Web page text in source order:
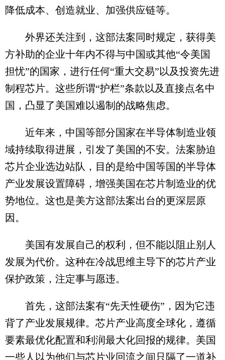
降低成本、创造就业、加强供应链等。
外界还关注到，这部法案同时规定，获得美
方补助的企业十年内不得与中国或其他“令美国
担忧”的国家，进行任何“重大交易”以及投资先进
制程芯片。这些所谓“护栏”条款以及直接点名中
国，凸显了美国难以遏制的战略焦虑。
近年来，中国等部分国家在半导体制造业领
域持续取得进展，引发了美国的不安。法案胁迫
芯片企业选边站队，目的是给中国等国的半导体
产业发展设置障碍，增强美国在芯片制造业的优
势地位。这也是美方这部法案出台的更深层原
因。
美国有发展自己的权利，但不能以阻止别人
发展为代价。这种在冷战思维主导下的芯片产业
保护政策，注定事与愿违。
首先，这部法案有“先天性硬伤”，因为它违
背了产业发展规律。芯片产业高度全球化，遵循
要素最优化配置和利润最大化回报的规律。美国
一些人以为他们与芯片业回流之间只隔了一道补